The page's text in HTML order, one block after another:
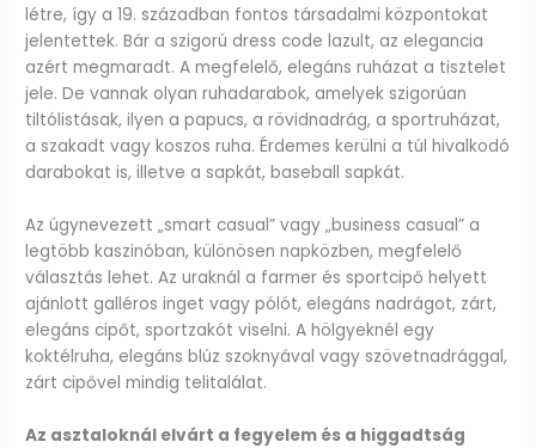
létre, így a 19. században fontos társadalmi központokat
jelentettek. Bár a szigorú dress code lazult, az elegancia
azért megmaradt. A megfelelő, elegáns ruházat a tisztelet
jele. De vannak olyan ruhadarabok, amelyek szigorúan
tiltólistásak, ilyen a papucs, a rövidnadrág, a sportruházat,
a szakadt vagy koszos ruha. Érdemes kerülni a túl hivalkodó
darabokat is, illetve a sapkát, baseball sapkát.
Az úgynevezett „smart casual” vagy „business casual” a
legtöbb kaszinóban, különösen napközben, megfelelő
választás lehet. Az uraknál a farmer és sportcipő helyett
ajánlott galléros inget vagy pólót, elegáns nadrágot, zárt,
elegáns cipőt, sportzakót viselni. A hölgyeknél egy
koktélruha, elegáns blúz szoknyával vagy szövetnadrággal,
zárt cipővel mindig telitalálat.
Az asztaloknál elvárt a fegyelem és a higgadtság